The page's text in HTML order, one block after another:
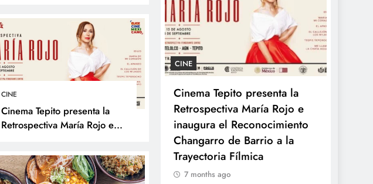
Libertad y presenta acciones
frente al Fenómeno de El
Niño
CINE
Cinema Tepito presenta la
Retrospectiva María Rojo e
Changarro de Barrio a la
Trayectoria Fílmica
SOCIALES
Titular del Midis supervisa
funcionamiento de
programas sociales en La
frente al Fenómeno de El
Niño
CINE
Cinema Tepito presenta la
Retrospectiva María Rojo e
inaugura el Reconocimiento
Changarro de Barrio a la
Trayectoria Fílmica
7 months ago